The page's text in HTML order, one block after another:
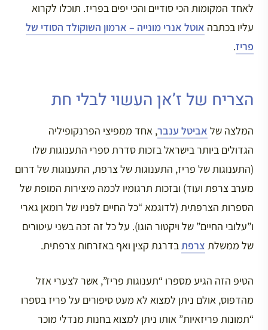
לאחד המקומות הכי סודיים והכי יפים בפריז. תוכלו לקרוא
עליו בכתבה אוטל אנרי מונייה – ארמון השוקולד הסודי של
פריז.
הצריח של ז’אן העשוי לבלי חת
המלצה של אביטל ענבר, אחד ממפיצי הפרנקופיליה
הגדולים ביותר בישראל בזכות סדרת ספרי התענוגות שלו
(התענוגות של פריז, התענוגות של צרפת, התענוגות של דרום
מערב צרפת ועוד) ובזכות תרגומיו לכמה מיצירות המופת של
הספרות הצרפתית (לדוגמא “כל החיים לפניו של רומאן גארי
ו”עלובי החיים” של ויקטור הוגו). על כל זה זכה בשני עיטורים
של ממשלת צרפתבדרגת קצין ואף באזרחות צרפתית.
הטיפ הזה הגיע מספרו “תענוגות פריז”, אשר לצערי אזל
מהדפוס, אולם ניתן למצוא לא מעט סיפורים על פריז בספרו
“תמונות פריזאיות” אותו ניתן למצוא בחנות מנדלי מוכר